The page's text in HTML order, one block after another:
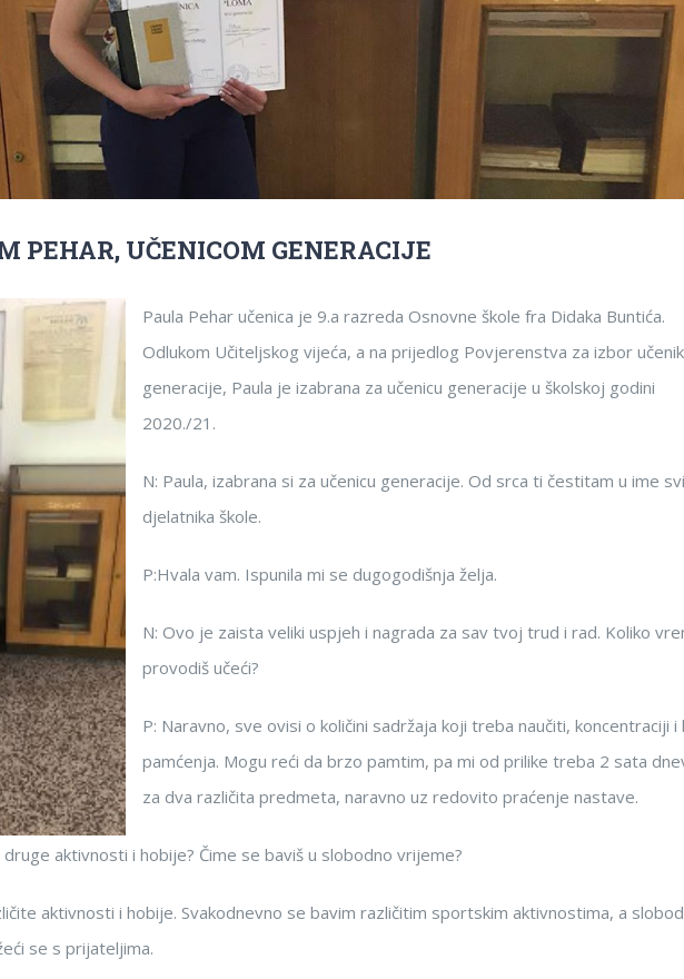
PEHAR, UČENICOM GENERACIJE
Paula Pehar učenica je 9.a razreda Osnovne škole fra Didaka Buntića.
Odlukom Učiteljskog vijeća, a na prijedlog Povjerenstva za izbor
generacije, Paula je izabrana za učenicu generacije u školskoj godini
2020./21.
N: Paula, izabrana si za učenicu generacije. Od srca ti čestitam u ime
djelatnika škole.
P:Hvala vam. Ispunila mi se dugogodišnja želja.
N: Ovo je zaista veliki uspjeh i nagrada za sav tvoj trud i rad. Koliko
provodiš učeći?
P: Naravno, sve ovisi o količini sadržaja koji treba naučiti, koncentraciji i
pamćenja. Mogu reći da brzo pamtim, pa mi od prilike treba 2 sata
za dva različita predmeta, naravno uz redovito praćenje nastave.
aktivnosti i hobije? Čime se baviš u slobodno vrijeme?
aktivnosti i hobije. Svakodnevno se bavim različitim sportskim aktivnostima, a
se s prijateljima.